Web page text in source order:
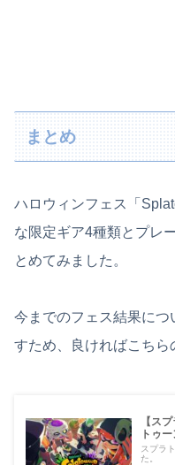
まとめ
ハロウィンフェス「
な限定ギア4種類とプレ
とめてみました。
今までのフェス結果につ
すため、良ければこちら
【ス
トゥー
スプラ
た。